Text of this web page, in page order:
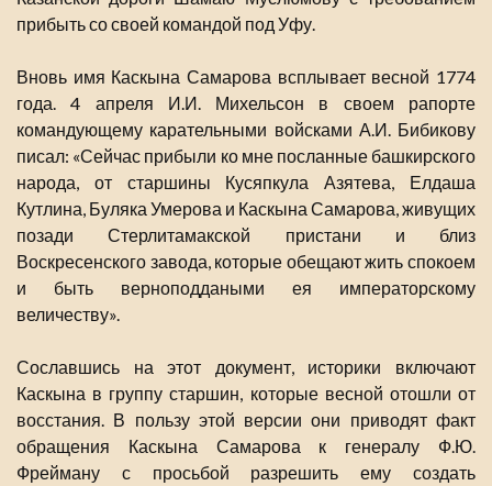
прибыть со своей командой под Уфу.
Вновь имя Каскына Самарова всплывает весной 1774
года. 4 апреля И.И. Михельсон в своем рапорте
командующему карательными войсками А.И. Бибикову
писал: «Сейчас прибыли ко мне посланные башкирского
народа, от старшины Кусяпкула Азятева, Елдаша
Кутлина, Буляка Умерова и Каскына Самарова, живущих
позади Стерлитамакской пристани и близ
Воскресенского завода, которые обещают жить спокоем
и быть верноподдаными ея императорскому
величеству».
Сославшись на этот документ, историки включают
Каскына в группу старшин, которые весной отошли от
восстания. В пользу этой версии они приводят факт
обращения Каскына Самарова к генералу Ф.Ю.
Фрейману с просьбой разрешить ему создать